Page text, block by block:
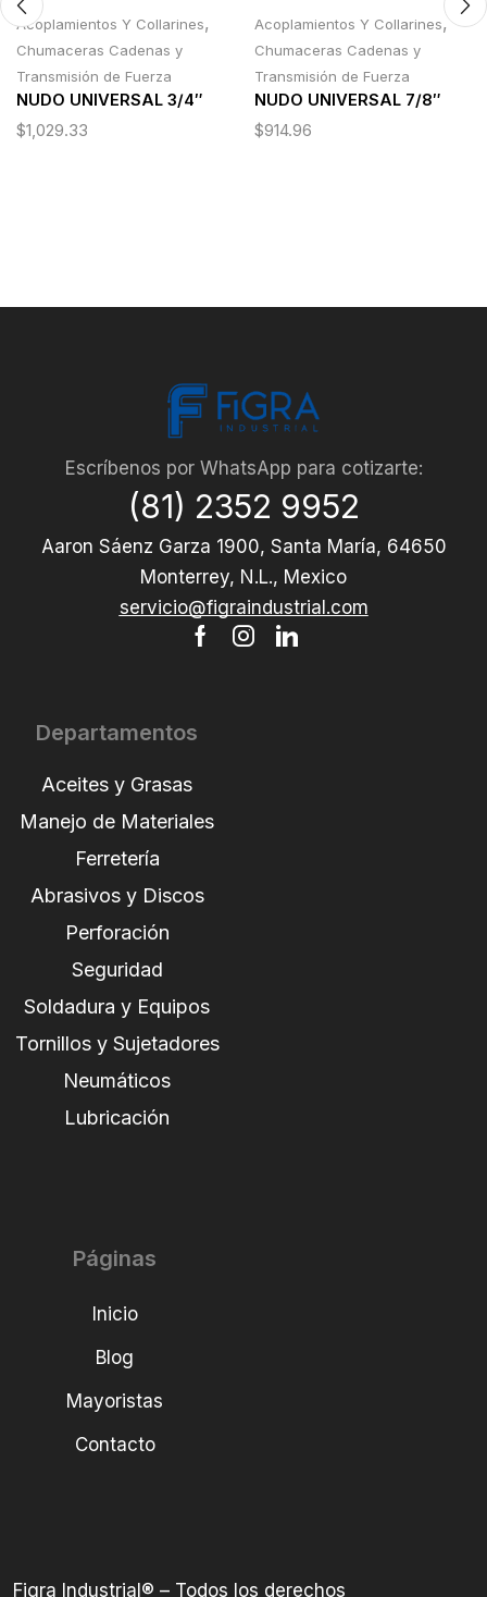
Acoplamientos Y Collarines,
Chumaceras Cadenas y
Transmisión de Fuerza
NUDO UNIVERSAL 3/4″
$1,029.33
Acoplamientos Y Collarines,
Chumaceras Cadenas y
Transmisión de Fuerza
NUDO UNIVERSAL 7/8″
$914.96
Escríbenos por WhatsApp para cotizarte:
(81) 2352 9952
Aaron Sáenz Garza 1900, Santa María, 64650
Monterrey, N.L., Mexico
servicio@figraindustrial.com
Departamentos
Aceites y Grasas
Manejo de Materiales
Ferretería
Abrasivos y Discos
Perforación
Seguridad
Soldadura y Equipos
Tornillos y Sujetadores
Neumáticos
Lubricación
Páginas
Inicio
Blog
Mayoristas
Contacto
Figra Industrial® – Todos los derechos